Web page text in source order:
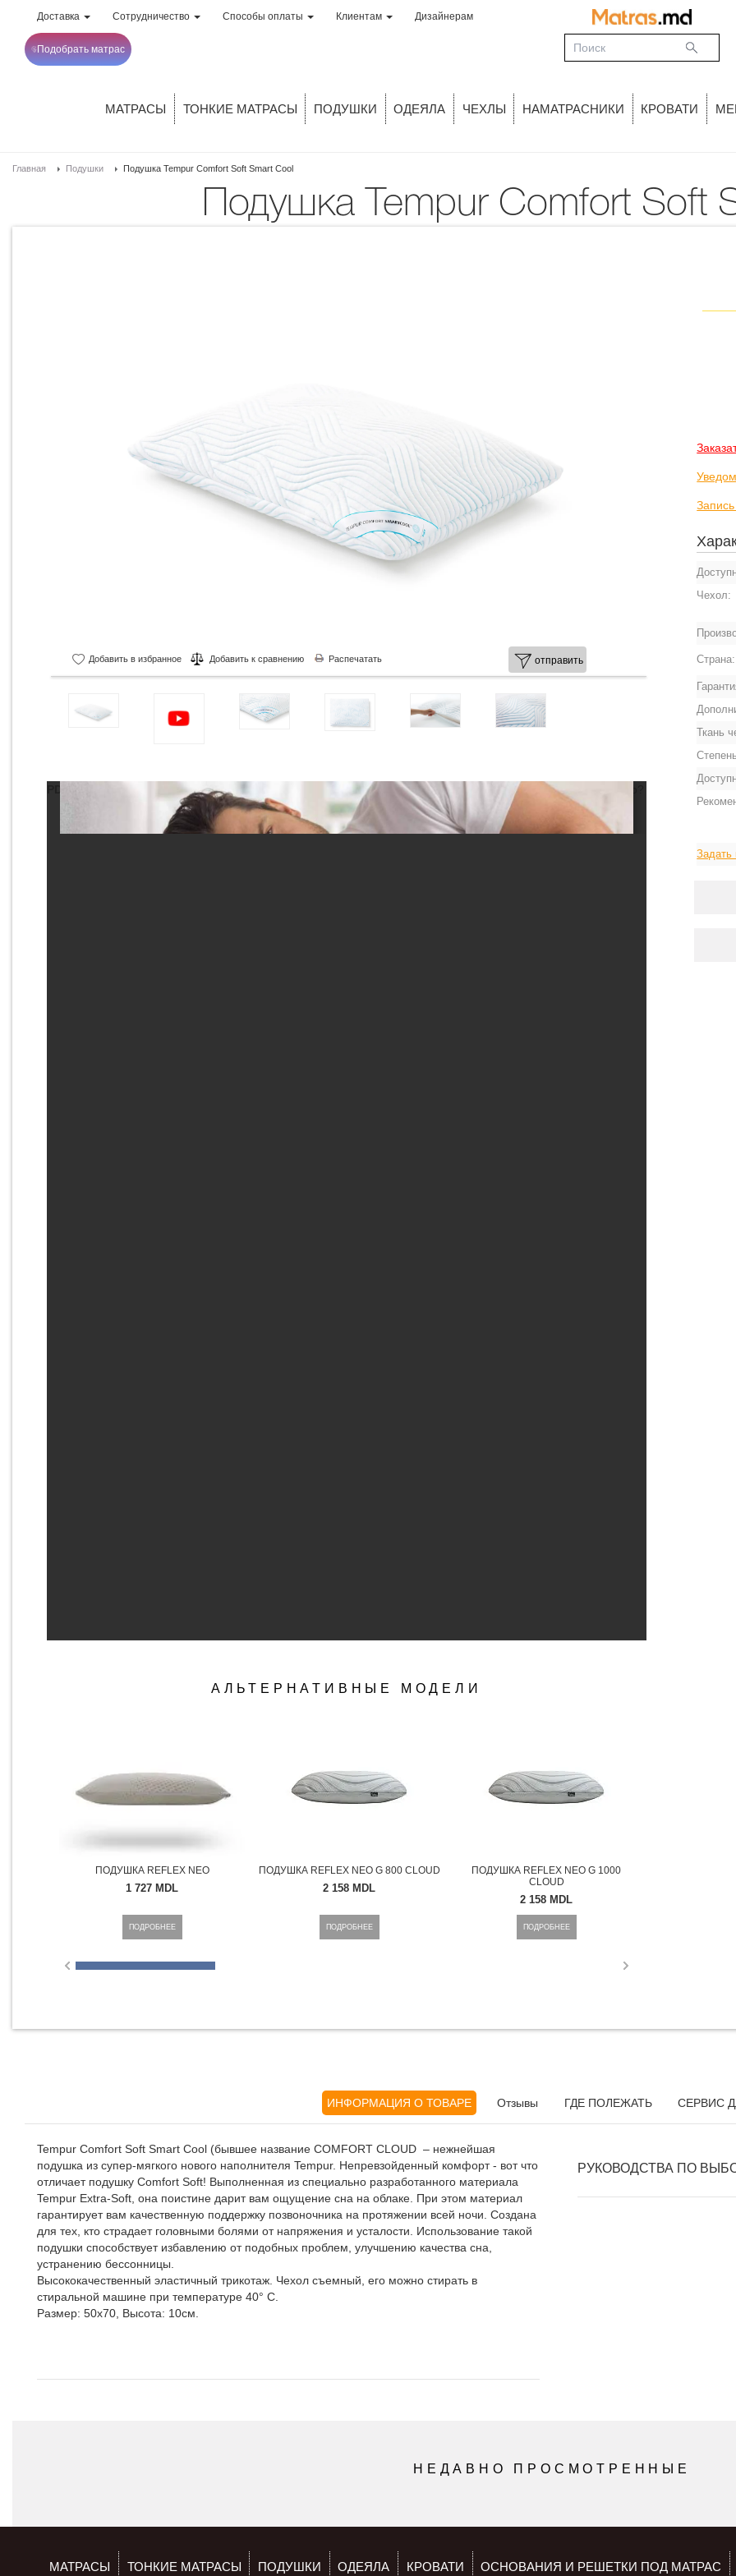
Доставка Сотрудничество Способы оплаты Клиентам Дизайнерам
Подобрать матрас
МАТРАСЫ ТОНКИЕ МАТРАСЫ ПОДУШКИ ОДЕЯЛА ЧЕХЛЫ НАМАТРАСНИКИ КРОВАТИ
Главная Подушки Подушка Tempur Comfort Soft Smart Cool
Подушка Tempur Comfort Soft
отправить
Добавить в избранное Добавить к сравнению Распечатать
PDF не отобразился? Возможно, стоит попробовать черные чернила. Может, попробуете
АЛЬТЕРНАТИВНЫЕ МОДЕЛИ
ПОДУШКА REFLEX NEO
1 727 MDL
ПОДРОБНЕЕ
ПОДУШКА REFLEX NEO G 800 CLOUD
2 158 MDL
ПОДРОБНЕЕ
ПОДУШКА REFLEX NEO G 1000
CLOUD
2 158 MDL
ПОДРОБНЕЕ
Чехол:
Страна:
Ткань
Задать
ИНФОРМАЦИЯ О ТОВАРЕ Отзывы ГДЕ ПОЛЕЖАТЬ СЕРВИС
Tempur Comfort Soft Smart Cool (бывшее название COMFORT CLOUD – нежнейшая
подушка из супер-мягкого нового наполнителя Tempur. Непревзойденный комфорт - вот что
отличает подушку Comfort Soft! Выполненная из специально разработанного материала
Tempur Extra-Soft, она поистине дарит вам ощущение сна на облаке. При этом материал
гарантирует вам качественную поддержку позвоночника на протяжении всей ночи. Создана
для тех, кто страдает головными болями от напряжения и усталости. Использование такой
подушки способствует избавлению от подобных проблем, улучшению качества сна,
устранению бессонницы.
Высококачественный эластичный трикотаж. Чехол съемный, его можно стирать в
стиральной машине при температуре 40° C.
Размер: 50x70, Высота: 10см.
РУКОВОДСТВА ПО
НЕДАВНО ПРОСМОТРЕННЫЕ
МАТРАСЫ ТОНКИЕ МАТРАСЫ ПОДУШКИ ОДЕЯЛА КРОВАТИ ОСНОВАНИЯ И РЕШЕТКИ ПОД МАТРАС